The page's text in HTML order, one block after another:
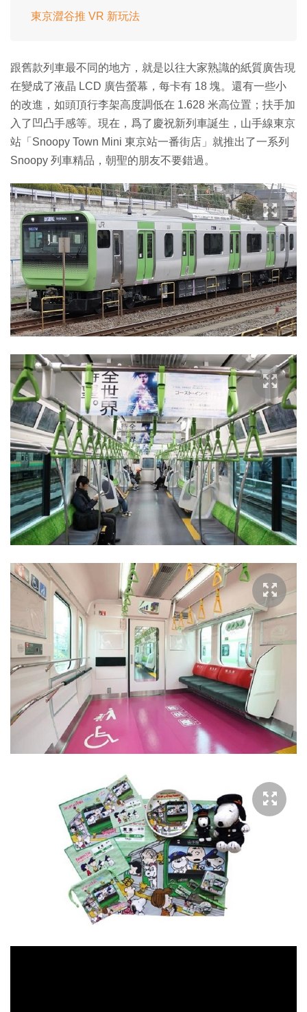
東京澀谷推 VR 新玩法
跟舊款列車最不同的地方，就是以往大家熟識的紙質廣告現
在變成了液晶 LCD 廣告螢幕，每卡有 18 塊。還有一些小
的改進，如頭頂行李架高度調低在 1.628 米高位置；扶手加
入了凹凸手感等。現在，爲了慶祝新列車誕生，山手線東京
站「Snoopy Town Mini 東京站一番街店」就推出了一系列
Snoopy 列車精品，朝聖的朋友不要錯過。